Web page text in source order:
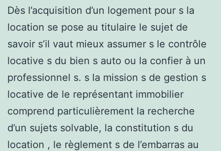
Dès l’acquisition d’un logement pour s la
location se pose au titulaire le sujet de
savoir s’il vaut mieux assumer s le contrôle
locative s du bien s auto ou la confier à un
professionnel s. s la mission s de gestion s
locative de le représentant immobilier
comprend particulièrement la recherche
d’un sujets solvable, la constitution s du
location , le règlement s de l’embarras au